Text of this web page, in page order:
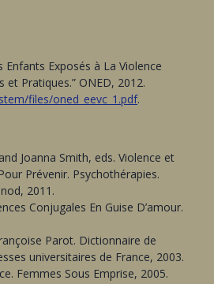
Enfants Exposés à La Violence
et Pratiques.” ONED, 2012.
files/oned_eevc_1.pdf.
Joanna Smith, eds. Violence et
Prévenir. Psychothérapies.
2011.
Conjugales En Guise D’amour.
Parot. Dictionnaire de
universitaires de France, 2003.
Femmes Sous Emprise, 2005.